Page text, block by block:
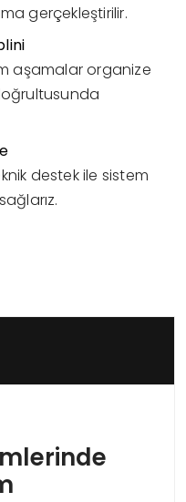
gerçekleştirilir.
aşamalar organize
destek ile sistem